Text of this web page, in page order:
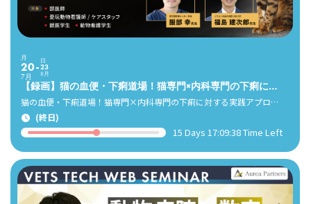
月
20
7月
日
23
8月
【録画】猫の血便・下痢道場！猫専門×内科専門の下痢に対する実践アプローチ（服部先生×福島先生）
猫の血便・下痢道場！猫専門×内科専門の下痢に対する実践アプローチ
(終日)
15 Days 17:09:36 Time Left